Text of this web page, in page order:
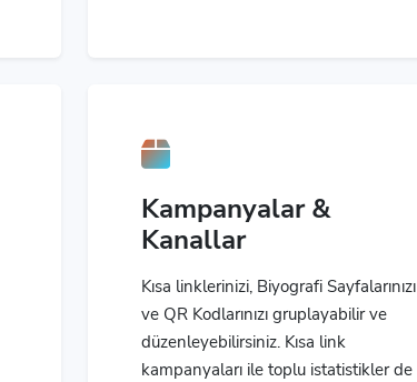
Kampanyalar &
Kanallar
Kısa linklerinizi, Biyografi Sayfalarınızı
ve QR Kodlarınızı gruplayabilir ve
düzenleyebilirsiniz. Kısa link
kampanyaları ile toplu istatistikler de